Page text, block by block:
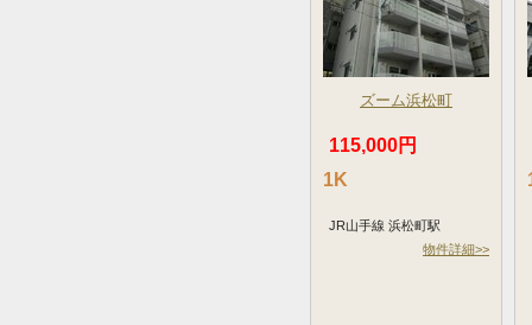
ズーム浜松町
115,000円
1K
JR山手線 浜松町駅
物件詳細>>